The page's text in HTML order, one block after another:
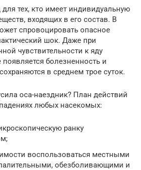
тех, кто имеет индивидуальную
входящих в его состав. В
спровоцировать опасное
шок. Даже при
чувствительности к яду
болезненность и
в среднем трое суток.
оса-наездник? План действий
любых насекомых:
ранку
воспользоваться местными
обезболивающими и